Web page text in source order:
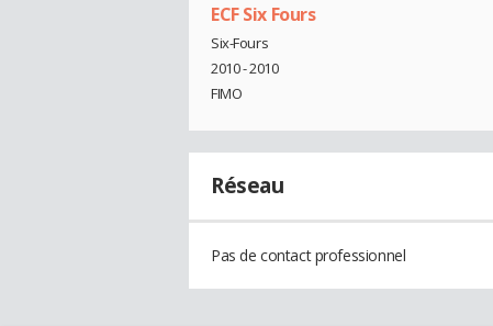
ECF Six Fours
Six-Fours
2010 - 2010
FIMO
Réseau
Pas de contact professionnel